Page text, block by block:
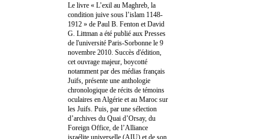
Le livre « L’exil au Maghreb, la
condition juive sous l’islam 1148-
1912 » de Paul B. Fenton et David
G. Littman a été publié aux Presses
de l'université Paris-Sorbonne le 9
novembre 2010. Succès d'édition,
cet ouvrage majeur, boycotté
notamment par des médias français
Juifs, présente une anthologie
chronologique de récits de témoins
oculaires en Algérie et au Maroc sur
les Juifs. Puis, par une sélection
d’archives du Quai d’Orsay, du
Foreign Office, de l’Alliance
israélite universelle (AIU) et de son